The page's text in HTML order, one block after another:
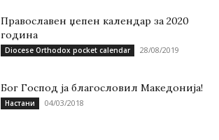
Православен џепен календар за 2020
година
Diocese Orthodox pocket calendar 28/08/2019
Бог Господ ја благословил Македонија!
Настани 04/03/2018